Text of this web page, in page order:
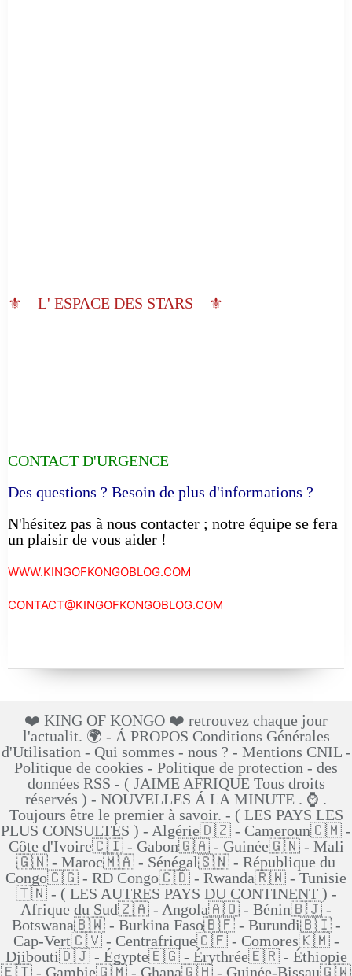
⚜️ L' ESPACE DES STARS ⚜️
CONTACT D'URGENCE
Des questions ? Besoin de plus d'informations ?
N'hésitez pas à nous contacter ; notre équipe se fera
un plaisir de vous aider !
WWW.KINGOFKONGOBLOG.COM
CONTACT@KINGOFKONGOBLOG.COM
❤️ KING OF KONGO ❤️ retrouvez chaque jour
l'actualit. 🌍 - Á PROPOS Conditions Générales
d'Utilisation - Qui sommes - nous ? - Mentions CNIL -
Politique de cookies - Politique de protection - des
données RSS - ( JAIME AFRIQUE Tous droits
réservés ) - NOUVELLES Á LA MINUTE . ⌚ .
Toujours être le premier à savoir. - ( LES PAYS LES
PLUS CONSULTÉS ) - Algérie🇩🇿 - Cameroun🇨🇲 -
Côte d'Ivoire🇨🇮 - Gabon🇬🇦 - Guinée🇬🇳 - Mali
🇬🇳 - Maroc🇲🇦 - Sénégal🇸🇳 - République du
Congo🇨🇬 - RD Congo🇨🇩 - Rwanda🇷🇼 - Tunisie
🇹🇳 - ( LES AUTRES PAYS DU CONTINENT ) -
Afrique du Sud🇿🇦 - Angola🇦🇴 - Bénin🇧🇯 -
Botswana🇧🇼 - Burkina Faso🇧🇫 - Burundi🇧🇮 -
Cap-Vert🇨🇻 - Centrafrique🇨🇫 - Comores🇰🇲 -
Djibouti🇩🇯 - Égypte🇪🇬 - Érythrée🇪🇷 - Éthiopie
🇪🇹 - Gambie🇬🇲 - Ghana🇬🇭 - Guinée-Bissau🇬🇼